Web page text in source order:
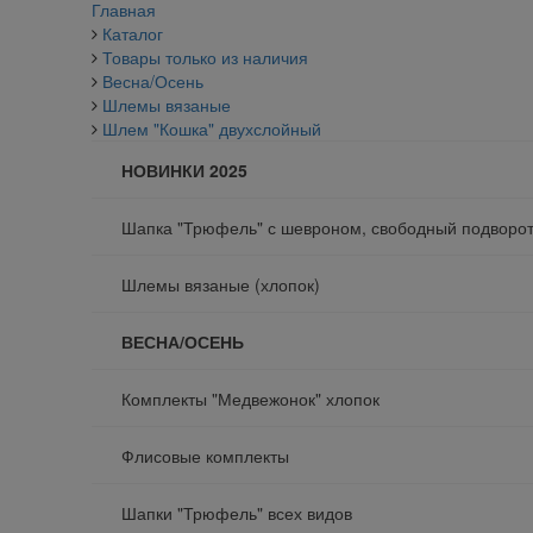
Главная
Каталог
Товары только из наличия
Весна/Осень
Шлемы вязаные
Шлем "Кошка" двухслойный
НОВИНКИ 2025
Шапка "Трюфель" с шевроном, свободный подворот
Шлемы вязаные (хлопок)
ВЕСНА/ОСЕНЬ
Комплекты "Медвежонок" хлопок
Флисовые комплекты
Шапки "Трюфель" всех видов